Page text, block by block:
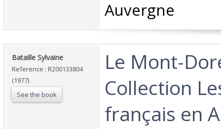
Auvergne‎
‎Bataille Sylvaine‎
Reference : R200133804
(1977)
See the book
‎Le Mont-
Collection
français en